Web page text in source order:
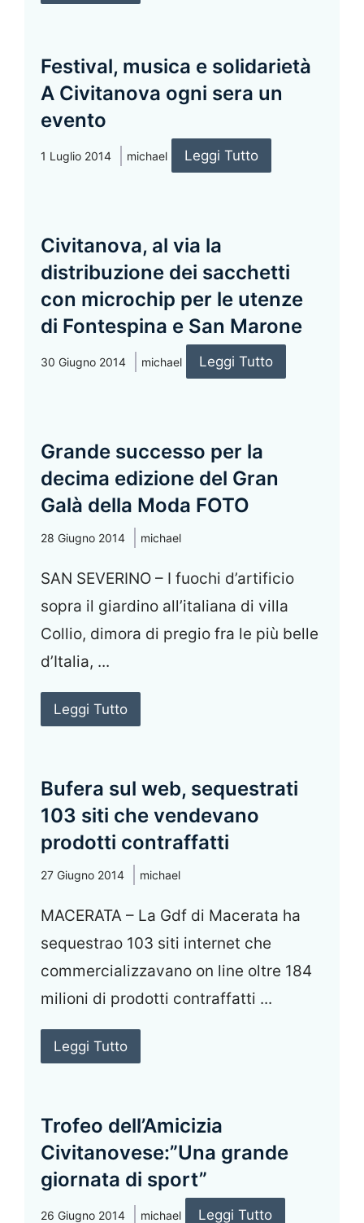
Festival, musica e solidarietà
A Civitanova ogni sera un
evento
1 Luglio 2014 michael Leggi Tutto
Civitanova, al via la
distribuzione dei sacchetti
con microchip per le utenze
di Fontespina e San Marone
30 Giugno 2014 michael Leggi Tutto
Grande successo per la
decima edizione del Gran
Galà della Moda FOTO
28 Giugno 2014 michael
SAN SEVERINO – I fuochi d’artificio
sopra il giardino all’italiana di villa
Collio, dimora di pregio fra le più belle
d’Italia, ...
Leggi Tutto
Bufera sul web, sequestrati
103 siti che vendevano
prodotti contraffatti
27 Giugno 2014 michael
MACERATA – La Gdf di Macerata ha
sequestrao 103 siti internet che
commercializzavano on line oltre 184
milioni di prodotti contraffatti ...
Leggi Tutto
Trofeo dell’Amicizia
Civitanovese:”Una grande
giornata di sport”
26 Giugno 2014 michael Leggi Tutto